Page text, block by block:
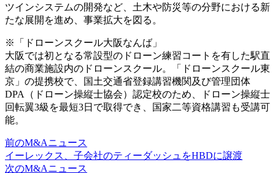
ツインシステムの開発など、土木や防災等の分野における新
たな展開を進め、事業拡大を図る。
※「ドローンスクール大阪なんば」
大阪では初となる常設型のドローン練習コートを有した駅直
結の商業施設内のドローンスクール。「ドローンスクール東
京」の提携校で、国土交通省登録講習機関及び管理団体
DPA（ドローン操縦士協会）認定校のため、ドローン操縦士
回転翼3級を最短3日で取得でき、国家二等資格講習も受講可
能。
前のM&Aニュース
イーレックス、子会社のティーダッシュをHBDに譲渡
次のM&Aニュース